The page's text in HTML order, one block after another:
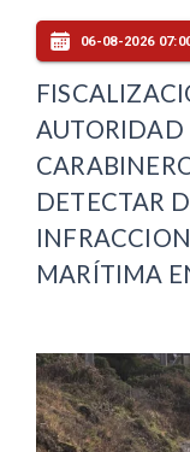
06-08-2026
DETECTAR
MARÍTIMA